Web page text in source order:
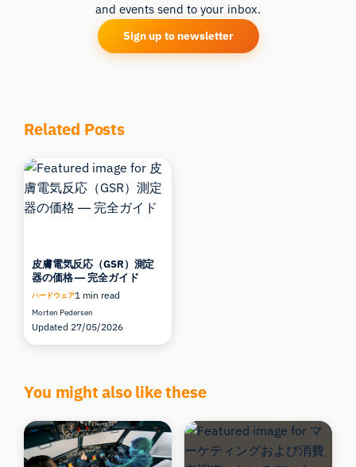
and events send to your inbox.
Sign up to newsletter
Related Posts
皮膚電気反応（GSR）測定
器の価格 ― 完全ガイド
ハードウェア1 min read
Morten Pedersen
Updated 27/05/2026
You might also like these